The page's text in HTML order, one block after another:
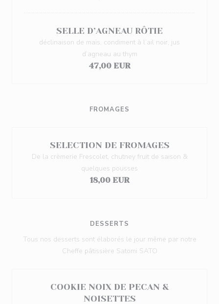
SELLE D’AGNEAU RÔTIE
déclinaison de maïs, condiment à l’ail noir, jus
d’agneau au thym
47,00 EUR
FROMAGES
SELECTION DE FROMAGES
De la crèmerie Frescolet, chutney fruit de saison &
quelques pousses
18,00 EUR
DESSERTS
Tous nos desserts sont élaborés le jour même par notre
Cheffe pâtissière Satomi SATO
COOKIE NOIX DE PECAN &
NOISETTES